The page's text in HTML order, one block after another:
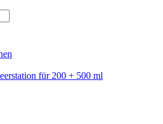
für 200 + 500 ml